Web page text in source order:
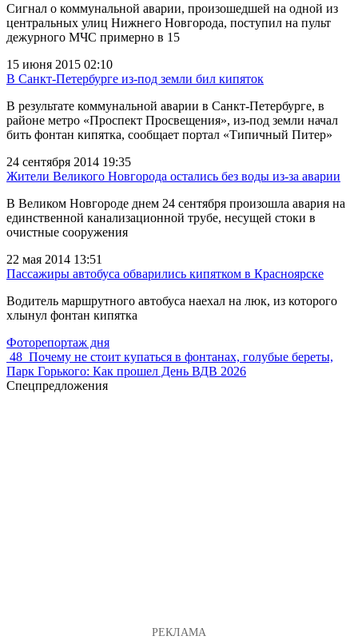
Сигнал о коммунальной аварии, произошедшей на одной из
центральных улиц Нижнего Новгорода, поступил на пульт
дежурного МЧС примерно в 15
15 июня 2015 02:10
В Санкт-Петербурге из-под земли бил кипяток
В результате коммунальной аварии в Санкт-Петербурге, в
районе метро «Проспект Просвещения», из-под земли начал
бить фонтан кипятка, сообщает портал «Типичный Питер»
24 сентября 2014 19:35
Жители Великого Новгорода остались без воды из-за аварии
В Великом Новгороде днем 24 сентября произошла авария на
единственной канализационной трубе, несущей стоки в
очистные сооружения
22 мая 2014 13:51
Пассажиры автобуса обварились кипятком в Красноярске
Водитель маршрутного автобуса наехал на люк, из которого
хлынул фонтан кипятка
Фоторепортаж дня
48 Почему не стоит купаться в фонтанах, голубые береты,
Парк Горького: Как прошел День ВДВ 2026
Спецпредложения